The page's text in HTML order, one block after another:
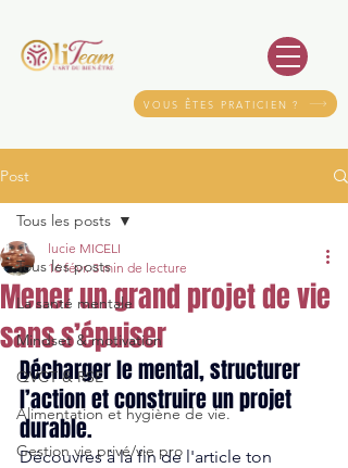
VOUS ÊTES PRATICIEN ?
Post
Tous les posts
La santé mentale
Mindset & motivation
QVCT & RSE
Alimentation et hygiène de vie.
Gestion vie privé/vie pro
Tous les posts
Mener un grand projet de vie
sans s’épuiser
lucie MICELI
16 févr. 3 min de lecture
Décharger le mental, structurer
l’action et construire un projet
durable.
Découvres à la fin de l'article ton